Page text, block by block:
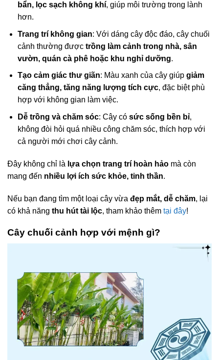
bẩn, lọc sạch không khí, giúp môi trường trong lành
hơn.
Trang trí không gian: Với dáng cây độc đáo, cây chuối
cảnh thường được trồng làm cảnh trong nhà, sân
vườn, quán cà phê hoặc khu nghỉ dưỡng.
Tạo cảm giác thư giãn: Màu xanh của cây giúp giảm
căng thẳng, tăng năng lượng tích cực, đặc biệt phù
hợp với không gian làm việc.
Dễ trồng và chăm sóc: Cây có sức sống bền bỉ,
không đòi hỏi quá nhiều công chăm sóc, thích hợp với
cả người mới chơi cây cảnh.
Đây không chỉ là lựa chọn trang trí hoàn hảo mà còn
mang đến nhiều lợi ích sức khỏe, tinh thần.
Nếu bạn đang tìm một loại cây vừa đẹp mắt, dễ chăm, lại
có khả năng thu hút tài lộc, tham khảo thêm tại đây!
Cây chuối cảnh hợp với mệnh gì?